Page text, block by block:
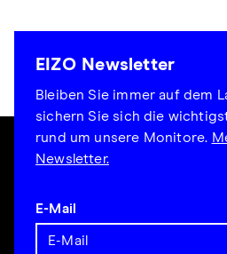
EIZO Newsletter
Bleiben Sie immer auf dem
sichern Sie sich die
rund um unsere Monitore.
Newsletter.
E-Mail